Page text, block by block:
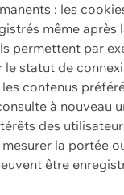
: les
même après
permettent par
le statut de
contenus
à nouveau
des
la portée
être